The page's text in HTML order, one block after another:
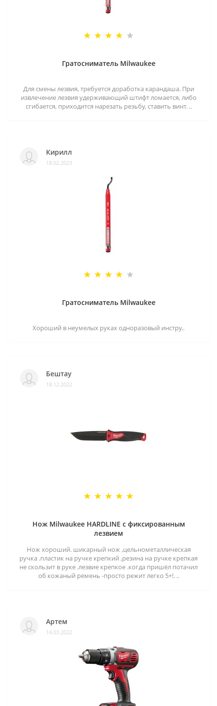
Гратосниматель Milwaukee
Для смены лезвия, требуется доработка карандаша. При
извлечение лезвия удерживающий штифт ломается, либо
сгибается, приходится нарезать резьбу, ставить винт. ..
Кирилл
18.02.2023
Гратосниматель Milwaukee
Хороший в неумелых руках одноразовый инстру..
Бештау
18.12.2022
Нож Milwaukee HARDLINE с фиксированным
лезвием
Нож хороший. шикарный нож ,цельнометаллическая
ручка .пластик на ручке крепкий ,резина на ручке крепкая
не скользит в руке .лезвие крепкое .когда пришёл потачил
об кожаный ремень -просто режит легко 5+!. ..
Артем
14.03.2022